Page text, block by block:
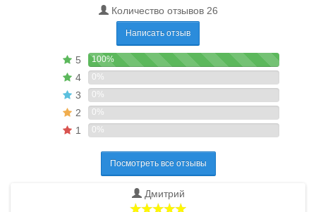
Количество отзывов 26
Написать отзыв
5 100%
4 0%
3 0%
2 0%
1 0%
Посмотреть все отзывы
Дмитрий